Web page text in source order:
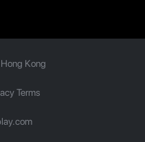
Hong Kong
Terms